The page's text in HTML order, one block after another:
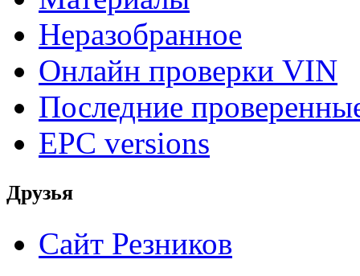
Неразобранное
Онлайн проверки VIN
Последние
EPC versions
Друзья
Сайт Резников